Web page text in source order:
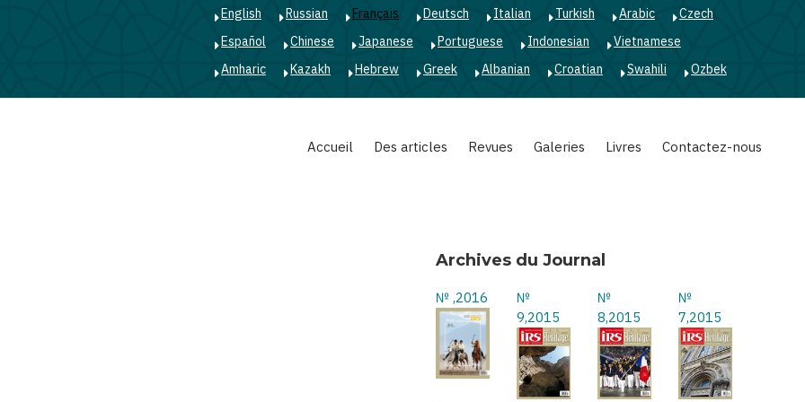
English Russian Français Deutsch Italian Turkish Arabic
Czech
Español
Chinese Japanese Portuguese Indonesian
Vietnamese
Amharic
Kazakh Hebrew Greek Albanian Croatian Swahili Ozbek
Accueil Des articles Revues Galeries Livres Contactez-nous
Archives du Journal
№ ,2016
№
9,2015
№
8,2015
№
7,2015